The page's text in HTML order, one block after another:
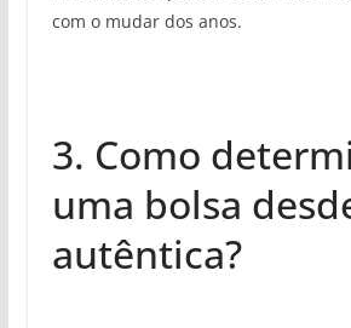
com o mudar dos anos.
3. Como
uma bolsa
autêntica?